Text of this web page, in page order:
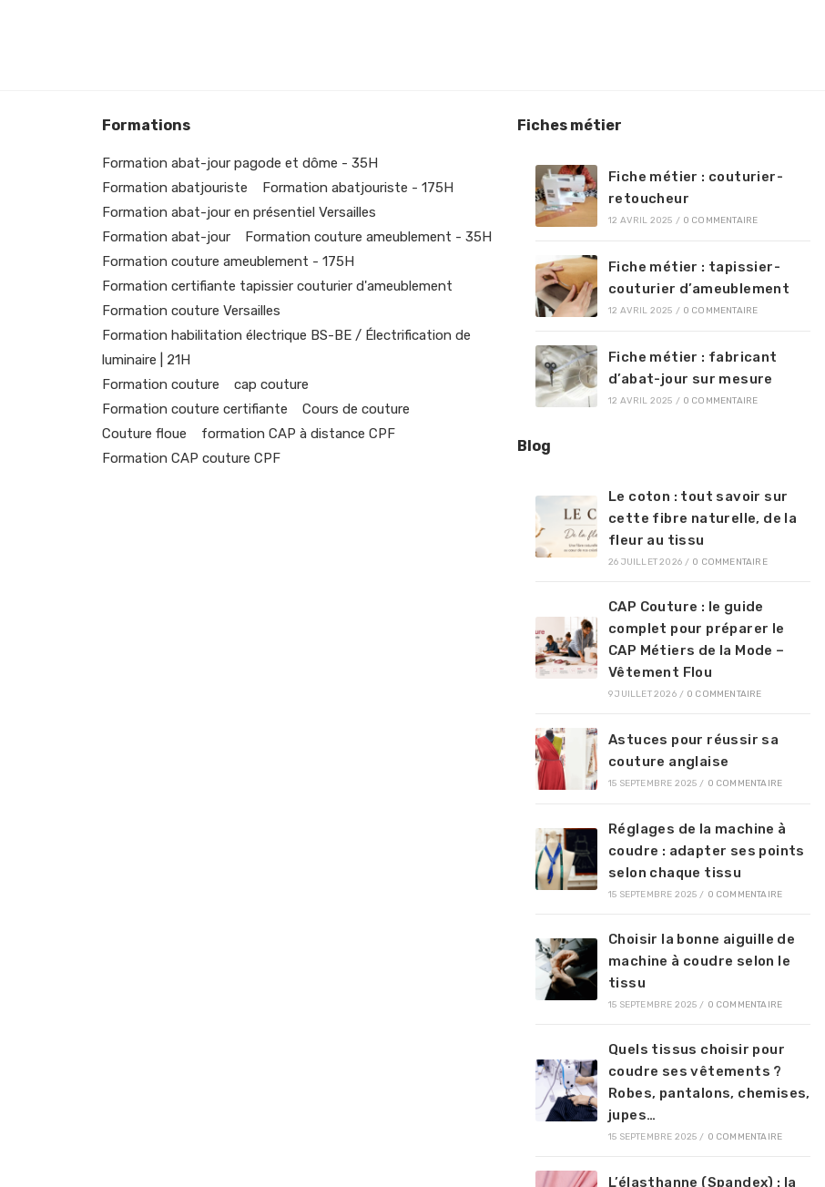
Formations
Formation abat-jour pagode et dôme - 35H
Formation abatjouriste
Formation abatjouriste - 175H
Formation abat-jour en présentiel Versailles
Formation abat-jour
Formation couture ameublement - 35H
Formation couture ameublement - 175H
Formation certifiante tapissier couturier d'ameublement
Formation couture Versailles
Formation habilitation électrique BS-BE / Électrification de
luminaire | 21H
Formation couture
cap couture
Formation couture certifiante
Cours de couture
Couture floue
formation CAP à distance CPF
Formation CAP couture CPF
Fiches métier
Fiche métier : couturier-
retoucheur
12 AVRIL 2025 / 0 COMMENTAIRE
Fiche métier : tapissier-
couturier d’ameublement
12 AVRIL 2025 / 0 COMMENTAIRE
Fiche métier : fabricant
d’abat-jour sur mesure
12 AVRIL 2025 / 0 COMMENTAIRE
Blog
Le coton : tout savoir sur
cette fibre naturelle, de la
fleur au tissu
26 JUILLET 2026 / 0 COMMENTAIRE
CAP Couture : le guide
complet pour préparer le
CAP Métiers de la Mode –
Vêtement Flou
9 JUILLET 2026 / 0 COMMENTAIRE
Astuces pour réussir sa
couture anglaise
15 SEPTEMBRE 2025 / 0 COMMENTAIRE
Réglages de la machine à
coudre : adapter ses points
selon chaque tissu
15 SEPTEMBRE 2025 / 0 COMMENTAIRE
Choisir la bonne aiguille de
machine à coudre selon le
tissu
15 SEPTEMBRE 2025 / 0 COMMENTAIRE
Quels tissus choisir pour
coudre ses vêtements ?
Robes, pantalons, chemises,
jupes…
15 SEPTEMBRE 2025 / 0 COMMENTAIRE
L’élasthanne (Spandex) : la